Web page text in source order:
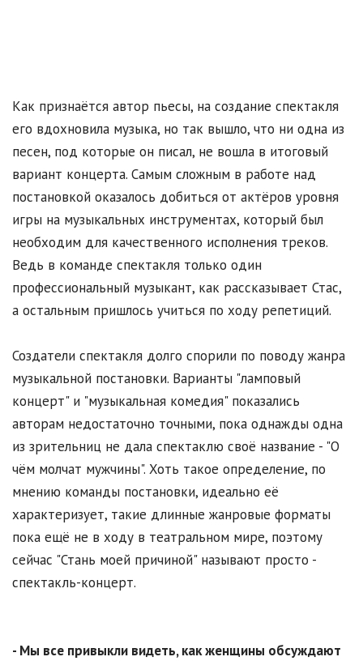
Как признаётся автор пьесы, на создание спектакля
его вдохновила музыка, но так вышло, что ни одна из
песен, под которые он писал, не вошла в итоговый
вариант концерта. Самым сложным в работе над
постановкой оказалось добиться от актёров уровня
игры на музыкальных инструментах, который был
необходим для качественного исполнения треков.
Ведь в команде спектакля только один
профессиональный музыкант, как рассказывает Стас,
а остальным пришлось учиться по ходу репетиций.
Создатели спектакля долго спорили по поводу жанра
музыкальной постановки. Варианты "ламповый
концерт" и "музыкальная комедия" показались
авторам недостаточно точными, пока однажды одна
из зрительниц не дала спектаклю своё название - "О
чём молчат мужчины". Хоть такое определение, по
мнению команды постановки, идеально её
характеризует, такие длинные жанровые форматы
пока ещё не в ходу в театральном мире, поэтому
сейчас "Стань моей причиной" называют просто -
спектакль-концерт.
- Мы все привыкли видеть, как женщины обсуждают